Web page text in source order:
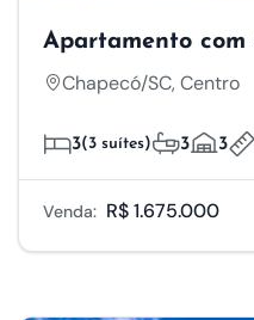
Apartamento com
Chapecó/SC, Centro
3(3 suítes) 3 3
Venda: R$ 1.675.000